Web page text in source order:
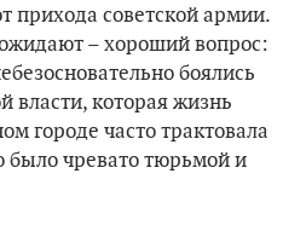
прихода советской армии.
– хороший вопрос:
боялись
власти, которая жизнь
городе часто трактовала
было чревато тюрьмой и